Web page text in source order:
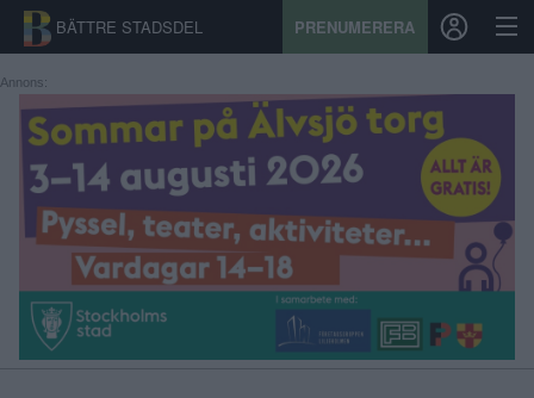
BÄTTRE STADSDEL PRENUMERERA
START
STADSDEL
PRENUMERATION
SPORT
ÅSIKTER
Annons: